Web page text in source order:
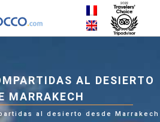
AL DESIERTO
MARRAKECH
al desierto desde Marrakech